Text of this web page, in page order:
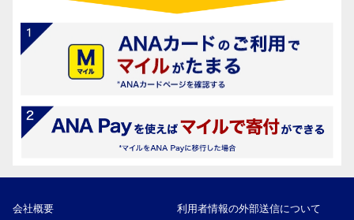
会社概要 利用者情報の外部送信について